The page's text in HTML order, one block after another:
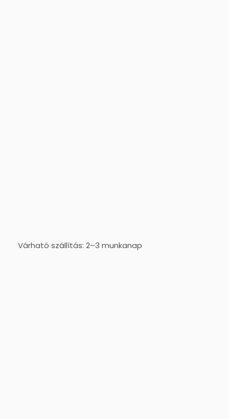
Várható szállítás: 2–3 munkanap